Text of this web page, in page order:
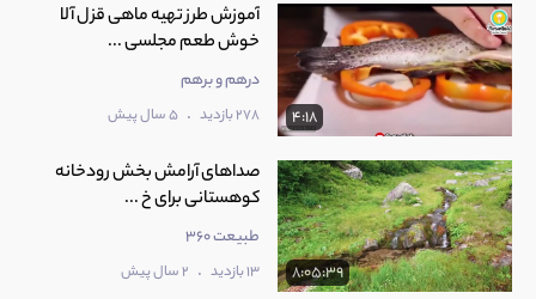
4:18
آموزش طرز تهیه ماهی قزل آلا
خوش طعم مجلسی ...
درهم و برهم
278 بازدید . 5 سال پیش
8:05:39
صداهای آرامش بخش رودخانه
کوهستانی برای خ ...
طبیعت 360
13 بازدید . 2 سال پیش